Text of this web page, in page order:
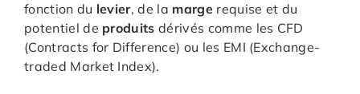
fonction du levier, de la margerequise et du
potentiel de produits dérivés comme les CFD
(Contracts for Difference) ou les EMI (Exchange-
traded Market Index).